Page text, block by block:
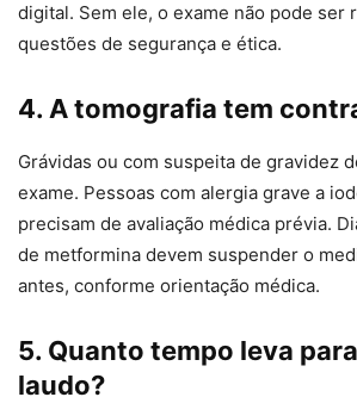
digital. Sem ele, o exame não pode ser
questões de segurança e ética.
4. A tomografia tem
Grávidas ou com suspeita de gravidez
exame. Pessoas com alergia grave a
precisam de avaliação médica prévia.
de metformina devem suspender o
antes, conforme orientação médica.
5. Quanto tempo leva
laudo?